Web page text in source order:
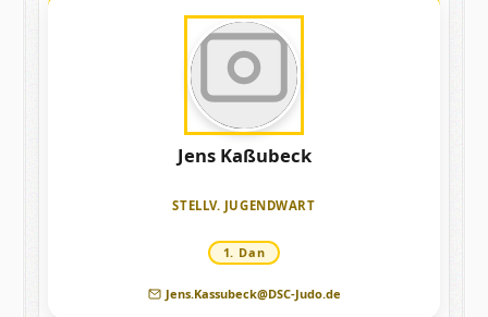
Laden
Jens Kaßubeck
STELLV. JUGENDWART
1. Dan
Jens.Kassubeck@DSC-Judo.de